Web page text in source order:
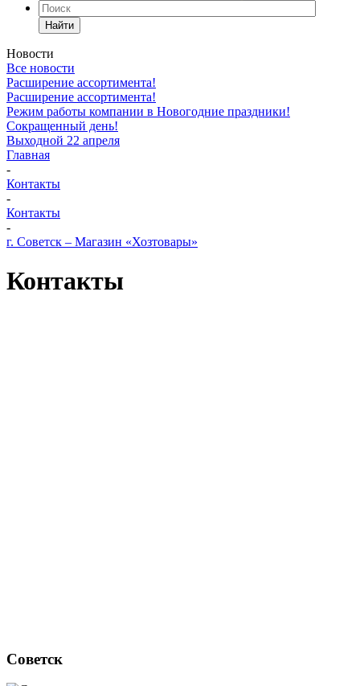
Найти
Новости
Все новости
Расширение ассортимента!
Расширение ассортимента!
Режим работы компании в Новогодние праздники!
Сокращенный день!
Выходной 22 апреля
Главная
-
Контакты
-
Контакты
-
г. Советск – Магазин «Хозтовары»
Контакты
Советск